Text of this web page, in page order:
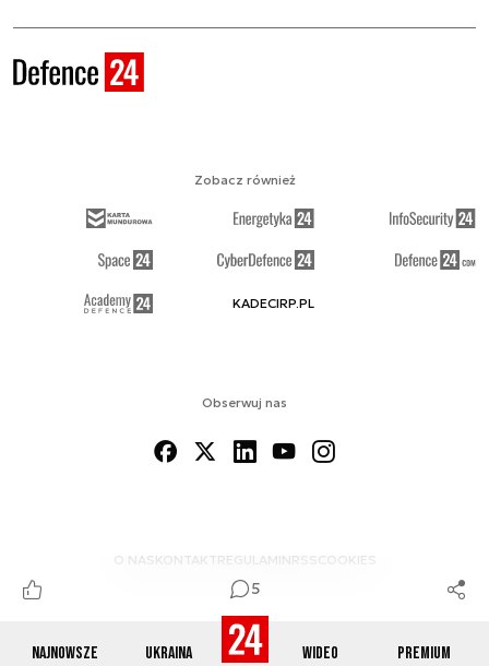
Najnowsze Ukraina Wideo Premium
5
Obserwuj nas
O NAS KONTAKTREGULAMINRSS COOKIES
Zobacz również
KADECIRP.PL
© 2012-2026 DEFENCE24